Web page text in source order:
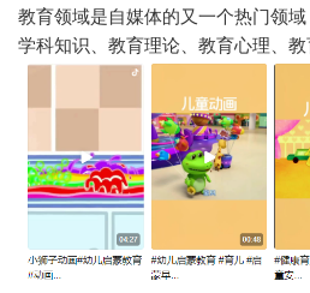
教育领域是自媒体的又一个热门领
学科知识、教育理论、教育心理、教